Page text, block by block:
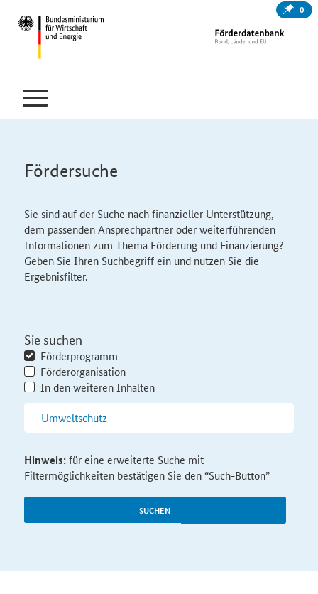
0
Fördersuche
Sie sind auf der Suche nach finanzieller Unterstützung,
dem passenden Ansprechpartner oder weiterführenden
Informationen zum Thema Förderung und Finanzierung?
Geben Sie Ihren Suchbegriff ein und nutzen Sie die
Ergebnisfilter.
Sie suchen
Förderprogramm
Förderorganisation
In den weiteren Inhalten
SUCHEN
Hinweis:für eine erweiterte Suche mit
Filtermöglichkeiten bestätigen Sie den “Such-Button”